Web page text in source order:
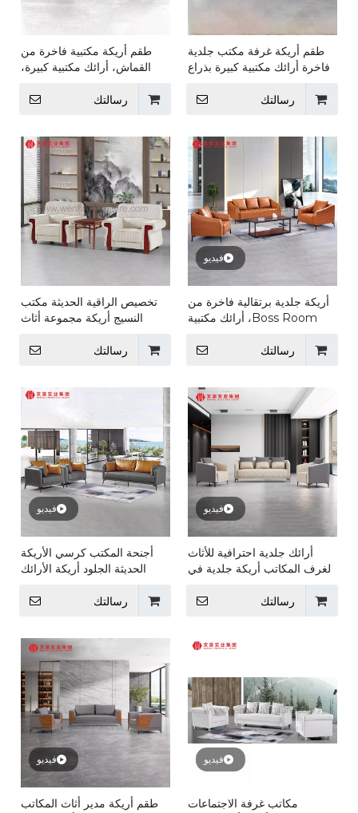
طقم أريكة مكتبية فاخرة من
القماش، أرائك مكتبية كبيرة،
رسالتك
طقم أريكة غرفة مكتب جلدية
فاخرة أرائك مكتبية كبيرة بذراع
رسالتك
تخصيص الراقية الحديثة مكتب
النسيج أريكة مجموعة أثاث
الأرائك الجلدية الشركة المصنعة
رسالتك
فيديو
أريكة جلدية برتقالية فاخرة من
Boss Room، أرائك مكتبية
كبيرة مع مسند ذراع خشبي
رسالتك
فيديو
أجنحة المكتب كرسي الأريكة
الحديثة الجلود أريكة الأرائك
رسالتك
فيديو
أرائك جلدية احترافية للأثاث
لغرف المكاتب أريكة جلدية في
رسالتك
فيديو
طقم أريكة مدير أثاث المكاتب
فيديو
مكاتب غرفة الاجتماعات